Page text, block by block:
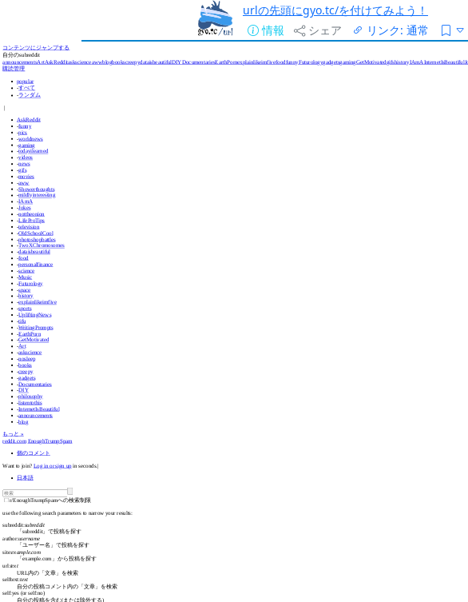
urlの先頭にgyo.tc/を付けてみよう！
情報
シェア リンク: 通常